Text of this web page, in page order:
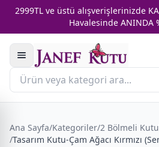
2999TL ve üstü alışverişlerinizde
Havalesinde ANINDA
Ana Sayfa/Kategoriler/2 Bölmeli
/Tasarım Kutu-Çam Ağacı Kırmızı